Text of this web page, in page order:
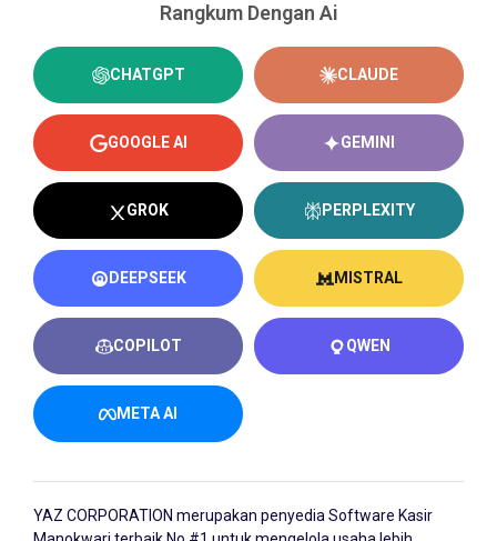
Rangkum Dengan Ai
CHATGPT CLAUDE
GOOGLE AI GEMINI
GROK PERPLEXITY
DEEPSEEK MISTRAL
COPILOT QWEN
META AI
YAZ CORPORATION merupakan penyedia Software Kasir